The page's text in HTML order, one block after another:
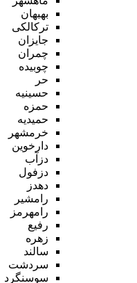
بهبهان
ترکالکی
جایزان
چمران
چوبیده
حر
حسینیه
حمزه
حمیدیه
خرمشهر
دارخوین
دزآب
دزفول
دهدز
رامشیر
رامهرمز
رفیع
زهره
سالند
سردشت
سوسنگرد